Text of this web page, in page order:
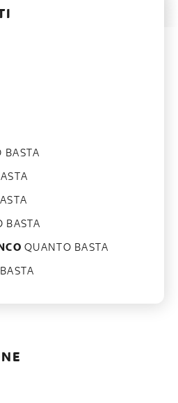
BASTA
BASTA
QUANTO BASTA